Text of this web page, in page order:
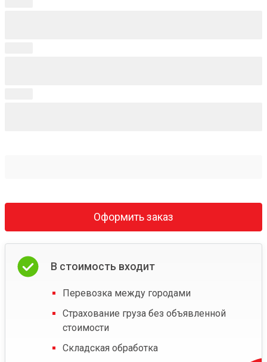
Оформить заказ
В стоимость входит
Перевозка между городами
Страхование груза без объявленной
стоимости
Складская обработка